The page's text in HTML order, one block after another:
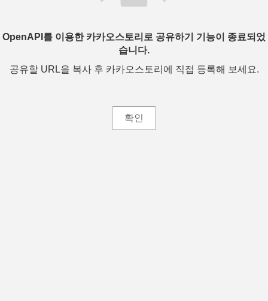
OpenAPI를 이용한 카카오스토리로 공유하기 기능이 종료되었
습니다.
공유할 URL을 복사 후 카카오스토리에 직접 등록해 보세요.
확인